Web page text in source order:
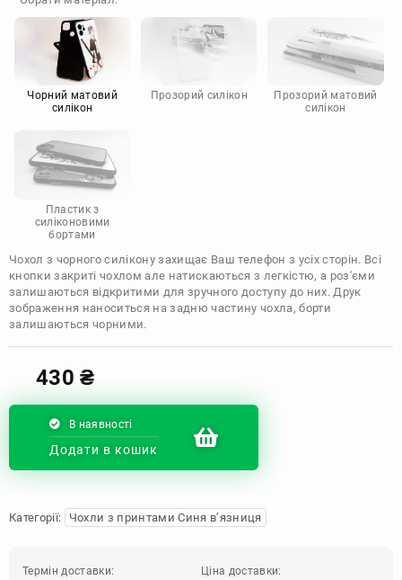
Doogee
Infinix
Sony
Motorola
Чорний матовий
силікон
Прозорий силікон
Прозорий матовий
силікон
Пластик з
силіконовими
бортами
Чохол з чорного силікону захищає Ваш телефон з усіх сторін. Всі
кнопки закриті чохлом але натискаються з легкістю, а роз'єми
залишаються відкритими для зручного доступу до них. Друк
зображення наноситься на задню частину чохла, борти
залишаються чорними.
430₴
В наявності
Додати в кошик
Категорії: Чохли з принтами Синя в’язниця
Термін доставки: Ціна доставки: